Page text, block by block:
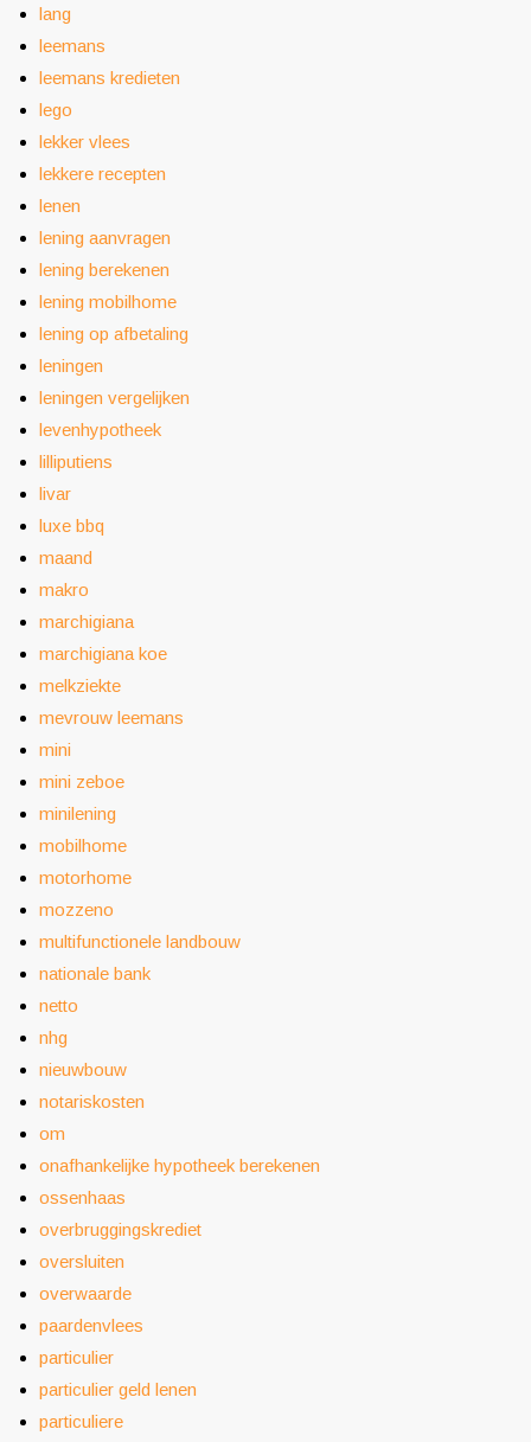
lang
leemans
leemans kredieten
lego
lekker vlees
lekkere recepten
lenen
lening aanvragen
lening berekenen
lening mobilhome
lening op afbetaling
leningen
leningen vergelijken
levenhypotheek
lilliputiens
livar
luxe bbq
maand
makro
marchigiana
marchigiana koe
melkziekte
mevrouw leemans
mini
mini zeboe
minilening
mobilhome
motorhome
mozzeno
multifunctionele landbouw
nationale bank
netto
nhg
nieuwbouw
notariskosten
om
onafhankelijke hypotheek berekenen
ossenhaas
overbruggingskrediet
oversluiten
overwaarde
paardenvlees
particulier
particulier geld lenen
particuliere